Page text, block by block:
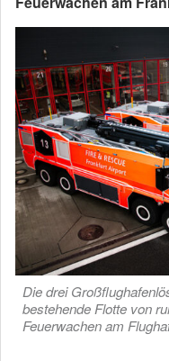
Die drei
bestehende Flotte von
Feuerwachen am